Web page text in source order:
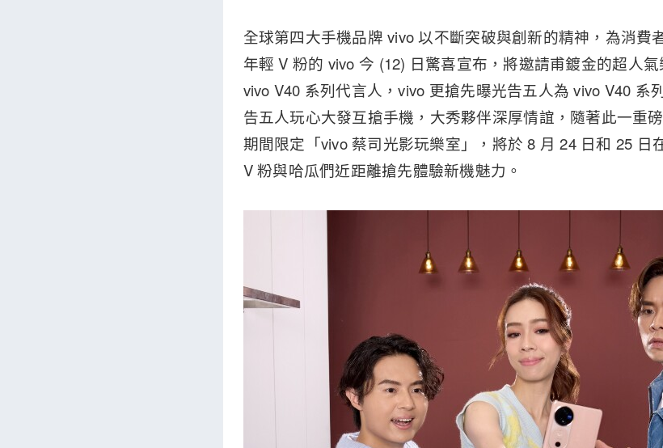
全球第四大手機品牌 vivo 以不斷突破與創新的精神，為消費
年輕 V 粉的 vivo 今 (12) 日驚喜宣布，將邀請甫鍍金的超人
vivo V40 系列代言人，vivo 更搶先曝光告五人為 vivo V40 系
告五人玩心大發互搶手機，大秀夥伴深厚情誼，隨著此一重
期間限定「vivo 蔡司光影玩樂室」，將於 8 月 24 日和 25 日
V 粉與哈瓜們近距離搶先體驗新機魅力。